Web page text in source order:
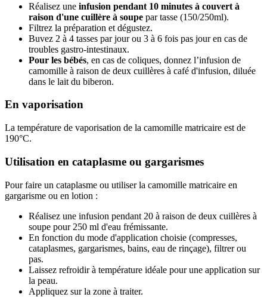
Réalisez une infusion pendant 10 minutes à couvert à
raison d'une cuillère à soupe par tasse (150/250ml).
Filtrez la préparation et dégustez.
Buvez 2 à 4 tasses par jour ou 3 à 6 fois pas jour en cas de
troubles gastro-intestinaux.
Pour les bébés, en cas de coliques, donnez l’infusion de
camomille à raison de deux cuillères à café d'infusion, diluée
dans le lait du biberon.
En vaporisation
La température de vaporisation de la camomille matricaire est de
190°C.
Utilisation en cataplasme ou gargarismes
Pour faire un cataplasme ou utiliser la camomille matricaire en
gargarisme ou en lotion :
Réalisez une infusion pendant 20 à raison de deux cuillères à
soupe pour 250 ml d'eau frémissante.
En fonction du mode d'application choisie (compresses,
cataplasmes, gargarismes, bains, eau de rinçage), filtrer ou
pas.
Laissez refroidir à température idéale pour une application sur
la peau.
Appliquez sur la zone à traiter.